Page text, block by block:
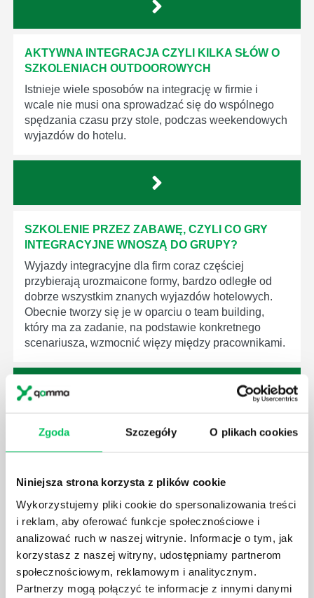
Zgoda Szczegóły O plikach cookies
Niniejsza strona korzysta z plików cookie
Wykorzystujemy pliki cookie do spersonalizowania treści
i reklam, aby oferować funkcje społecznościowe i
analizować ruch w naszej witrynie. Informacje o tym, jak
korzystasz z naszej witryny, udostępniamy partnerom
społecznościowym, reklamowym i analitycznym.
Partnerzy mogą połączyć te informacje z innymi danymi
AKTYWNA INTEGRACJA CZYLI KILKA SŁÓW O
SZKOLENIACH OUTDOOROWYCH
Istnieje wiele sposobów na integrację w firmie i
wcale nie musi ona sprowadzać się do wspólnego
spędzania czasu przy stole, podczas weekendowych
wyjazdów do hotelu.
SZKOLENIE PRZEZ ZABAWĘ, CZYLI CO GRY
INTEGRACYJNE WNOSZĄ DO GRUPY?
Wyjazdy integracyjne dla firm coraz częściej
przybierają urozmaicone formy, bardzo odległe od
dobrze wszystkim znanych wyjazdów hotelowych.
Obecnie tworzy się je w oparciu o team building,
który ma za zadanie, na podstawie konkretnego
scenariusza, wzmocnić więzy między pracownikami.
INTEGRACJA POD KONTROLĄ - CO POWINNO
WYRÓŻNIAĆ SZKOLENIA INTEGRACYJNE?
mogą przybierać szkolenia integracyjne dla firm.
Kreatywność pod tym względem bywa naprawdę
olbrzymia. Każdemu z tego typu pomysłów powinna
jednak zawsze przyświecać idea team buildingu.
Czym on tak naprawdę jest i do czego może się
przydać podczas wyjazdów firmowych?